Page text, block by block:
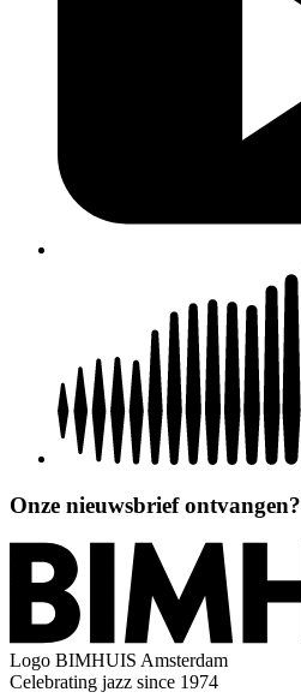
Onze nieuwsbrief ontvangen?
Logo BIMHUIS Amsterdam
Celebrating jazz since 1974